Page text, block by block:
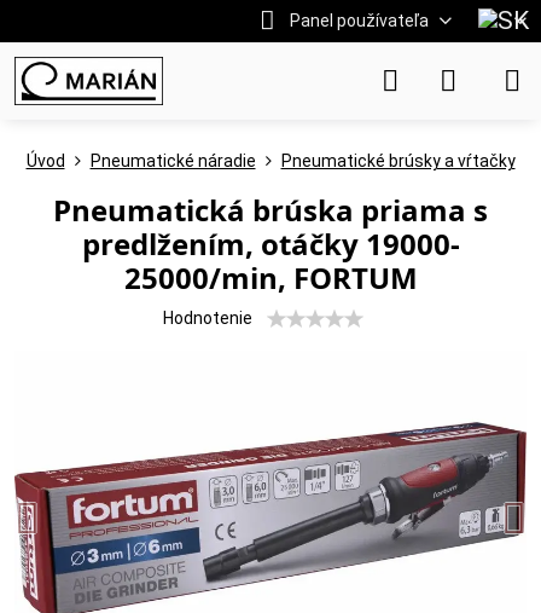
Panel používateľa
Úvod Pneumatické náradie Pneumatické brúsky a vŕtačky
Pneumatická brúska priama s
predlžením, otáčky 19000-
25000/min, FORTUM
Hodnotenie